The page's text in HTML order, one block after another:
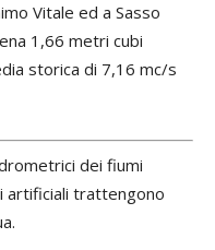
Vitale ed a Sasso
1,66 metri cubi
storica di 7,16 mc/s
dei fiumi
artificiali trattengono